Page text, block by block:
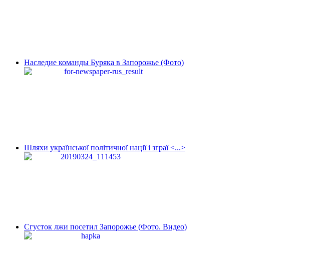
Наследие команды Буряка в Запорожье (Фото)
Шляхи української політичної нації і зграї <...>
Сгусток лжи посетил Запорожье (Фото. Видео)